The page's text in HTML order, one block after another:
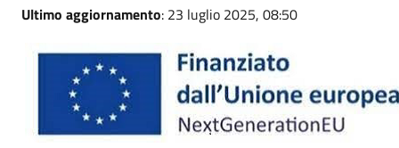
Ultimo aggiornamento: 23 luglio 2025, 08:50